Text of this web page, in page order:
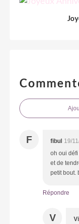
F fibul 19/
oh oui
et de
petit bout.
Répondre
V